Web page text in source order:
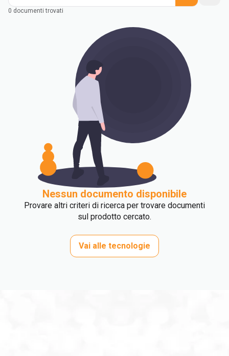
0 documenti trovati
Nessun documento disponibile
Provare altri criteri di ricerca per trovare documenti
sul prodotto cercato.
Vai alle tecnologie